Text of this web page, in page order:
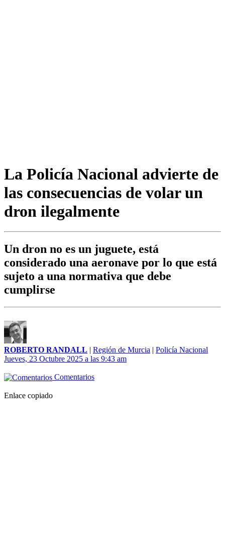
La Policía Nacional advierte de
las consecuencias de volar un
dron ilegalmente
Un dron no es un juguete, está
considerado una aeronave por lo que está
sujeto a una normativa que debe
cumplirse
ROBERTO RANDALL | Región de Murcia | Policía Nacional
Jueves, 23 Octubre 2025 a las 9:43 am
Comentarios
Enlace copiado